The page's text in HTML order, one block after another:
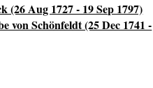
Aug 1727 - 19 Sep 1797)
von Schönfeldt (25 Dec 1741 -